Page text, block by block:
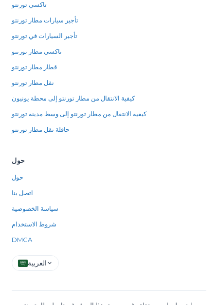
تاكسي تورنتو
تأجير سيارات مطار تورنتو
تأجير السيارات في تورنتو
تاكسي مطار تورنتو
قطار مطار تورنتو
نقل مطار تورنتو
كيفية الانتقال من مطار تورنتو إلى محطة يونيون
كيفية الانتقال من مطار تورنتو إلى وسط مدينة تورنتو
حافلة نقل مطار تورنتو
حول
حول
اتصل بنا
سياسة الخصوصية
شروط الاستخدام
DMCA
العربية